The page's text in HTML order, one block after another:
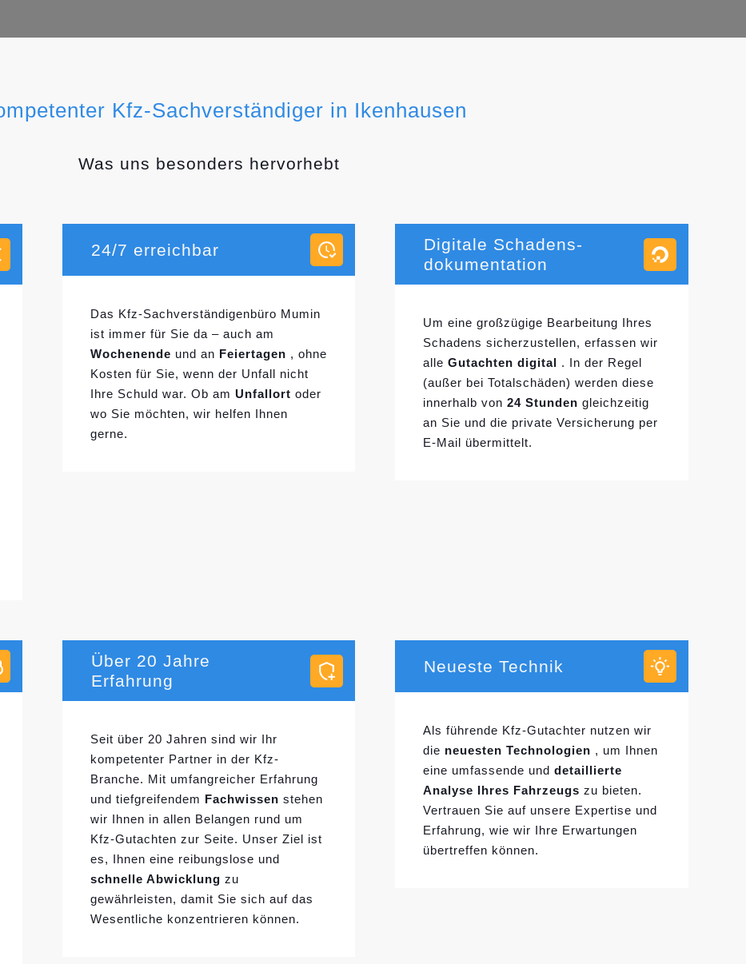
Kfz-Sachverständiger in Ikenhausen
Was uns besonders hervorhebt
24/7 erreichbar
Das Kfz-Sachverständigenbüro Mumin
ist immer für Sie da – auch am
Wochenende und an Feiertagen , ohne
Kosten für Sie, wenn der Unfall nicht
Ihre Schuld war. Ob am Unfallort oder
wo Sie möchten, wir helfen Ihnen
gerne.
Digitale Schadens-
dokumentation
Um eine großzügige Bearbeitung Ihres
Schadens sicherzustellen, erfassen wir
alleGutachten digital
. In der Regel
(außer bei Totalschäden) werden diese
innerhalb von24 Stunden gleichzeitig
an Sie und die private Versicherung per
E-Mail übermittelt.
Über 20 Jahre
Erfahrung
Seit über 20 Jahren sind wir Ihr
kompetenter Partner in der Kfz-
Branche. Mit umfangreicher Erfahrung
und tiefgreifendem Fachwissen stehen
wir Ihnen in allen Belangen rund um
Kfz-Gutachten zur Seite. Unser Ziel ist
es, Ihnen eine reibungslose und
schnelle Abwicklung zu
gewährleisten, damit Sie sich auf das
Wesentliche konzentrieren können.
Neueste Technik
Als führende Kfz-Gutachter nutzen wir
die neuesten Technologien , um Ihnen
eine umfassende unddetaillierte
Analyse Ihres Fahrzeugs zu bieten.
Vertrauen Sie auf unsere Expertise und
Erfahrung, wie wir Ihre Erwartungen
übertreffen können.